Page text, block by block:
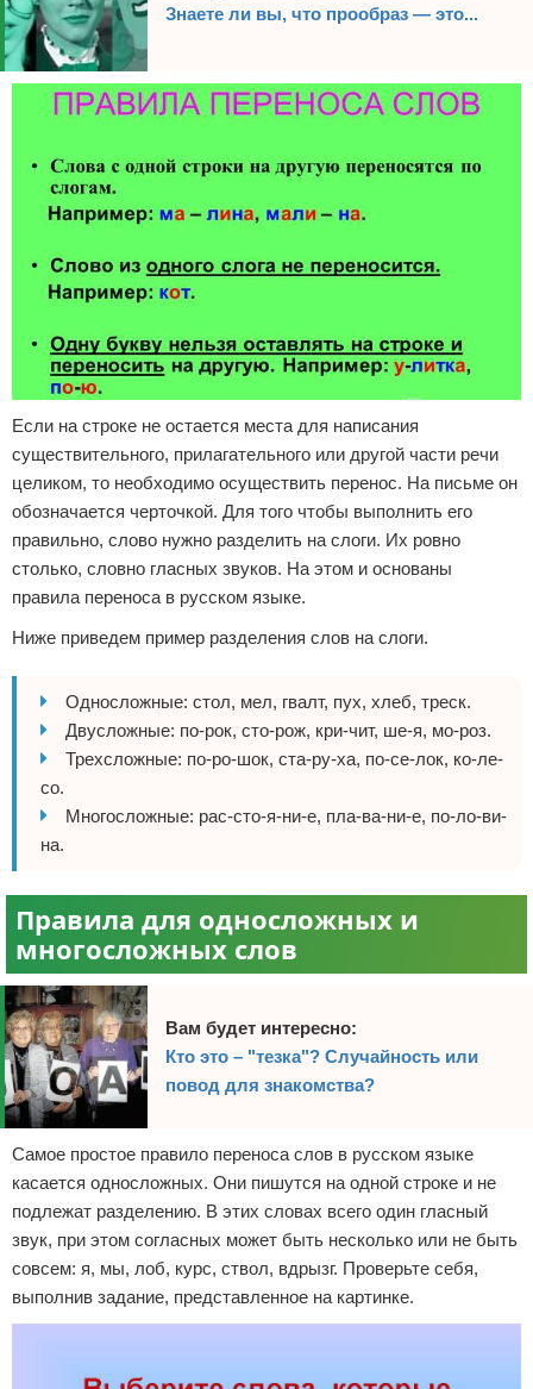
Знаете ли вы, что прообраз — это...
Если на строке не остается места для написания
существительного, прилагательного или другой части речи
целиком, то необходимо осуществить перенос. На письме он
обозначается черточкой. Для того чтобы выполнить его
правильно, слово нужно разделить на слоги. Их ровно
столько, словно гласных звуков. На этом и основаны
правила переноса в русском языке.
Ниже приведем пример разделения слов на слоги.
Односложные: стол, мел, гвалт, пух, хлеб, треск.
Двусложные: по-рок, сто-рож, кри-чит, ше-я, мо-роз.
Трехсложные: по-ро-шок, ста-ру-ха, по-се-лок, ко-ле-
со.
Многосложные: рас-сто-я-ни-е, пла-ва-ни-е, по-ло-ви-
на.
Правила для односложных и
многосложных слов
Вам будет интересно:
Кто это – "тезка"? Случайность или
повод для знакомства?
Самое простое правило переноса слов в русском языке
касается односложных. Они пишутся на одной строке и не
подлежат разделению. В этих словах всего один гласный
звук, при этом согласных может быть несколько или не быть
совсем: я, мы, лоб, курс, ствол, вдрызг. Проверьте себя,
выполнив задание, представленное на картинке.